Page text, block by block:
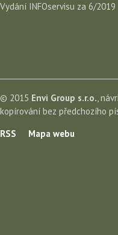
Vydání INFOservisu za 6/2019
© 2015 Envi Group s.r.o.,
kopírování bez předchozího
RSS
Mapa webu